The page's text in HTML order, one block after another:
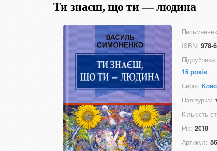
Ти знаєш, що ти — людина
ISBN: 978-
Підрубрика:
16 років
Серія:
Палітурка:
Кількість
Рік: 2018
Артикул: